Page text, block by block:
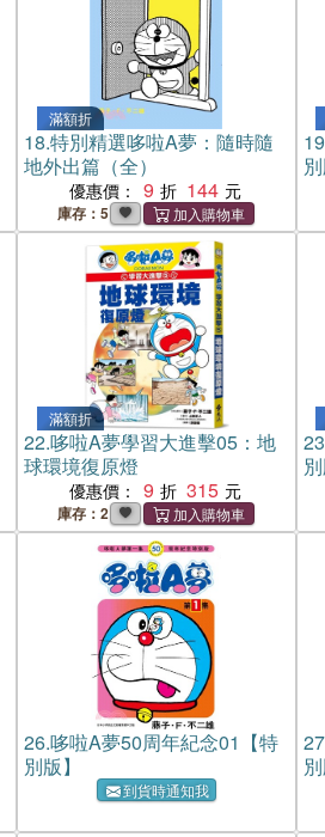
滿額折
18.特別精選哆啦A夢：隨時隨
地外出篇（全）
優惠價： 9 144
庫存：5
別
滿額折
22.哆啦A夢學習大進擊05：地
球環境復原燈
優惠價： 9 315
庫存：2
別
26.哆啦A夢50周年紀念01【特
別版】
到貨時通知我
別